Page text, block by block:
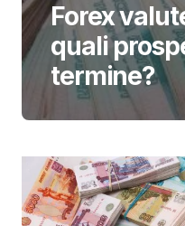
Forex
quali
termine?